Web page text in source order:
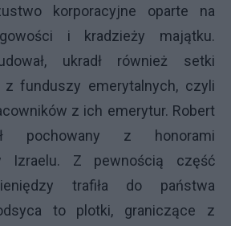
korporacyjne oparte na
i kradzieży majątku.
ukradł również setki
funduszy emerytalnych, czyli
z ich emerytur. Robert
pochowany z honorami
Izraelu. Z pewnością część
trafiła do państwa
to plotki, graniczące z